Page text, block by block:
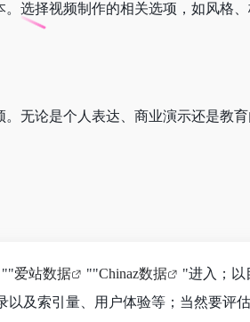
选择视频制作的相关选项，如风格
无论是个人表达、商业演示还是教
""爱站数据 ""Chinaz数据
"进入；以
及索引量、用户体验等；当然要评